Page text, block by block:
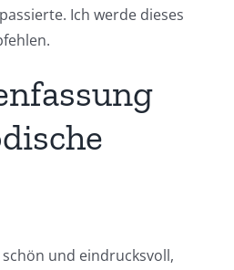
Ich werde dieses
und eindrucksvoll,